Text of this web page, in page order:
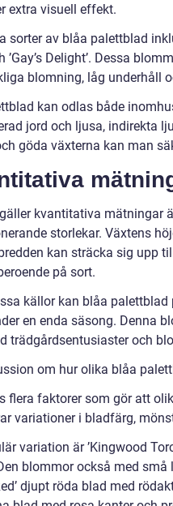
extra visuell effekt.
sorter av blåa palettblad
’Gay’s Delight’. Dessa
blomning, låg underhåll
kan odlas både
jord och ljusa, indirekta
göda växterna kan man
kvantitativa mätningar
storlekar. Växtens
kan sträcka sig upp
på sort.
källor kan blåa
en enda säsong. Denna
trädgårdsentusiaster och
om hur olika blåa
flera faktorer som gör att
variationer i bladfärg,
variation är ’Kingwood
blommor också med små
djupt röda blad med